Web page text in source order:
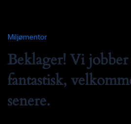
Miljømentor
Beklager! Vi
fantastisk,
senere.